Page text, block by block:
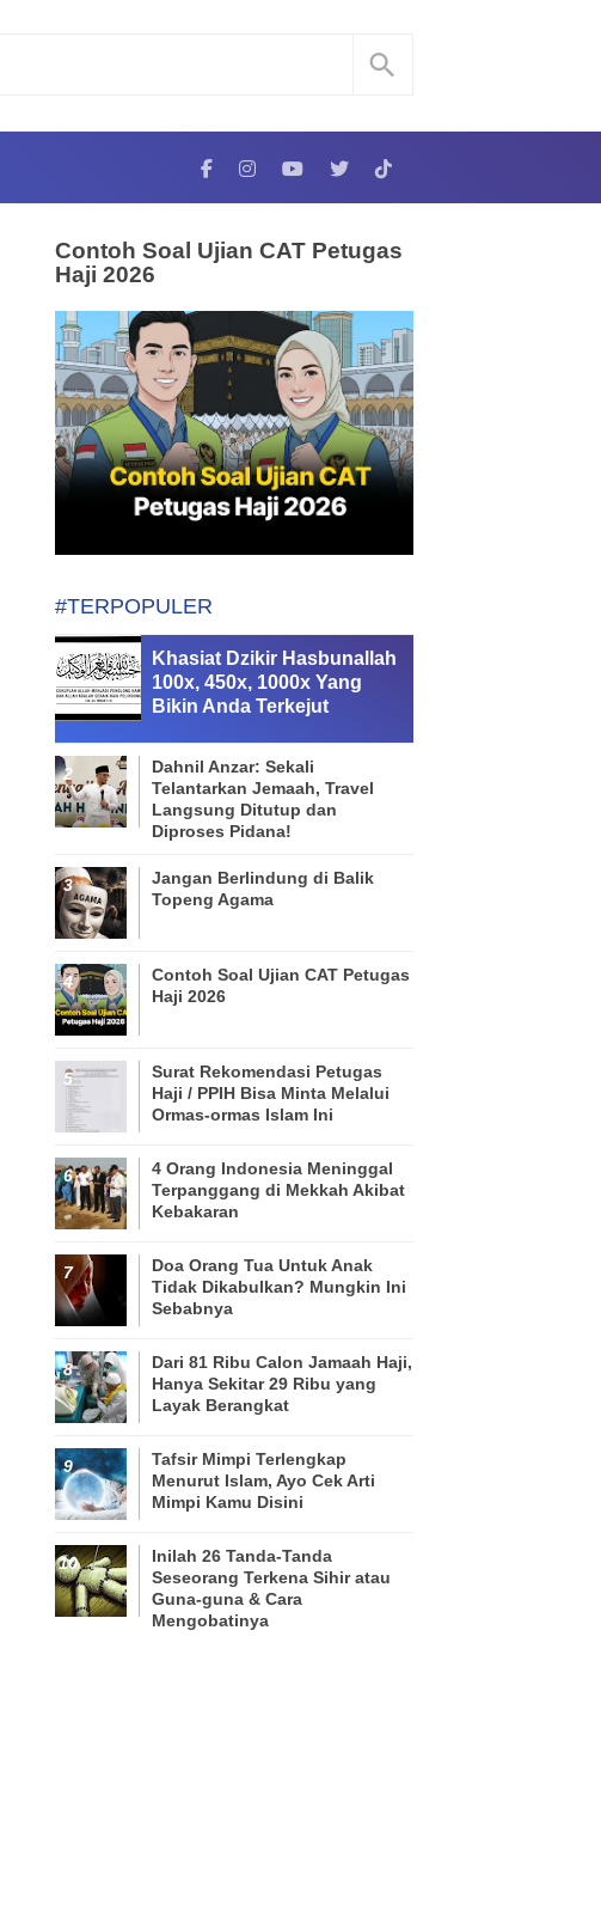
Contoh Soal Ujian CAT Petugas
Haji 2026
#TERPOPULER
Khasiat Dzikir Hasbunallah
100x, 450x, 1000x Yang
Bikin Anda Terkejut
Dahnil Anzar: Sekali
Telantarkan Jemaah, Travel
Langsung Ditutup dan
Diproses Pidana!
Jangan Berlindung di Balik
Topeng Agama
Contoh Soal Ujian CAT Petugas
Haji 2026
Surat Rekomendasi Petugas
Haji / PPIH Bisa Minta Melalui
Ormas-ormas Islam Ini
4 Orang Indonesia Meninggal
Terpanggang di Mekkah Akibat
Kebakaran
Doa Orang Tua Untuk Anak
Tidak Dikabulkan? Mungkin Ini
Sebabnya
Dari 81 Ribu Calon Jamaah Haji,
Hanya Sekitar 29 Ribu yang
Layak Berangkat
Tafsir Mimpi Terlengkap
Menurut Islam, Ayo Cek Arti
Mimpi Kamu Disini
Inilah 26 Tanda-Tanda
Seseorang Terkena Sihir atau
Guna-guna & Cara
Mengobatinya